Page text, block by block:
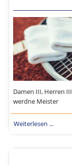
Damen III, Herren
werdne Meister
Weiterlesen ...